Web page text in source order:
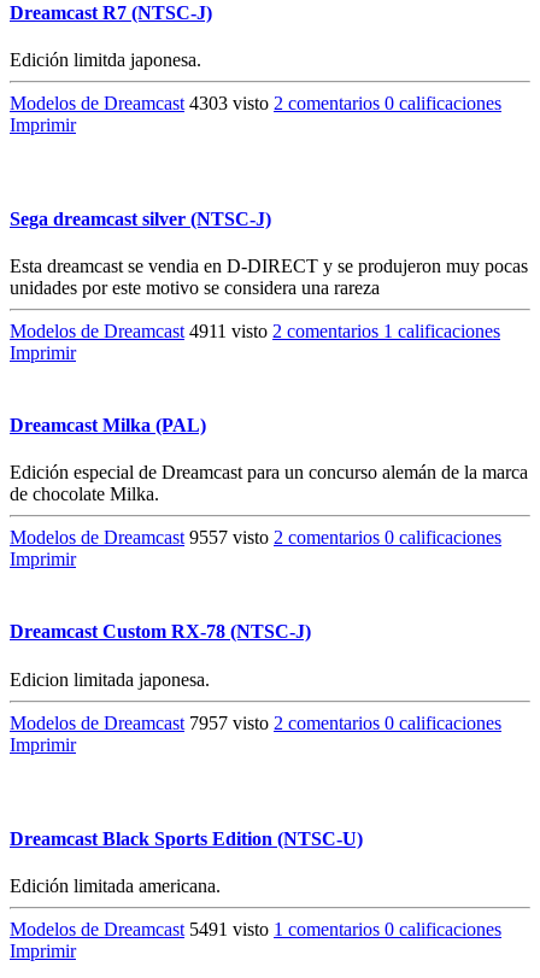
Dreamcast R7 (NTSC-J)
Edición limitda japonesa.
Modelos de Dreamcast 4303 visto 2 comentarios 0 calificaciones
Imprimir
Sega dreamcast silver (NTSC-J)
Esta dreamcast se vendia en D-DIRECT y se produjeron muy pocas
unidades por este motivo se considera una rareza
Modelos de Dreamcast 4911 visto 2 comentarios 1 calificaciones
Imprimir
Dreamcast Milka (PAL)
Edición especial de Dreamcast para un concurso alemán de la marca
de chocolate Milka.
Modelos de Dreamcast 9557 visto 2 comentarios 0 calificaciones
Imprimir
Dreamcast Custom RX-78 (NTSC-J)
Edicion limitada japonesa.
Modelos de Dreamcast 7957 visto 2 comentarios 0 calificaciones
Imprimir
Dreamcast Black Sports Edition (NTSC-U)
Edición limitada americana.
Modelos de Dreamcast 5491 visto 1 comentarios 0 calificaciones
Imprimir